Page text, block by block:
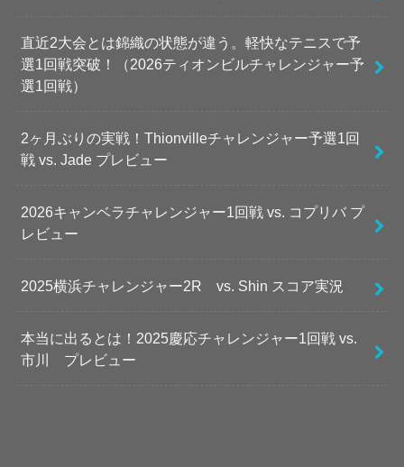
直近2大会とは錦織の状態が違う。軽快なテニスで予
選1回戦突破！（2026ティオンビルチャレンジャー予
選1回戦）
2ヶ月ぶりの実戦！Thionvilleチャレンジャー予選1回
戦 vs. Jade プレビュー
2026キャンベラチャレンジャー1回戦 vs. コプリバ プ
レビュー
2025横浜チャレンジャー2R vs. Shin スコア実況
本当に出るとは！2025慶応チャレンジャー1回戦 vs.
市川 プレビュー